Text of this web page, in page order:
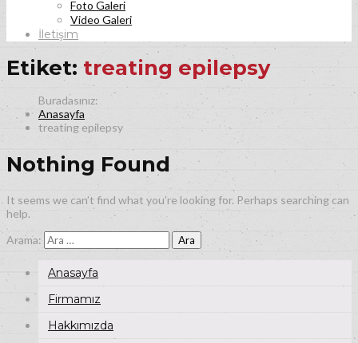
Foto Galeri
Video Galeri
İletişim
Etiket: treating epilepsy
Anasayfa
treating epilepsy
Nothing Found
It seems we can’t find what you’re looking for. Perhaps searching can
help.
Arama:
Anasayfa
Firmamız
Hakkımızda